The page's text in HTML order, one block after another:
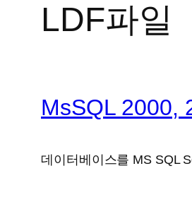
LDF파일
MsSQL 2000,
데이터베이스를 MS SQL